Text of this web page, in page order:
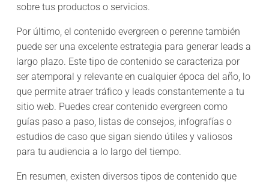
sobre tus productos o servicios.
Por último, el contenido evergreen o perenne también
puede ser una excelente estrategia para generar leads a
largo plazo. Este tipo de contenido se caracteriza por
ser atemporal y relevante en cualquier época del año, lo
que permite atraer tráfico y leads constantemente a tu
sitio web. Puedes crear contenido evergreen como
guías paso a paso, listas de consejos, infografías o
estudios de caso que sigan siendo útiles y valiosos
para tu audiencia a lo largo del tiempo.
En resumen, existen diversos tipos de contenido que